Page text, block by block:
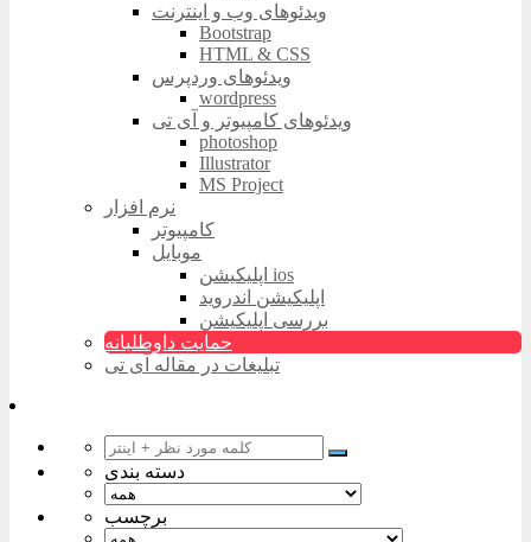
ویدئوهای وب و اینترنت
Bootstrap
HTML & CSS
ویدئوهای وردپرس
wordpress
ویدئوهای کامپیوتر و آی تی
photoshop
Illustrator
MS Project
نرم افزار
کامپیوتر
موبایل
اپلیکیشن ios
اپلیکیشن اندروید
بررسی اپلیکیشن
حمایت داوطلبانه
تبلیغات در مقاله آی تی
دسته بندی
برچسب